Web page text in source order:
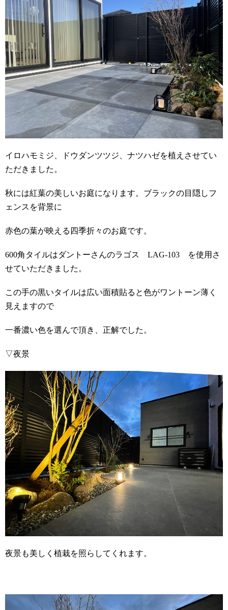
イロハモミジ、ドウダンツツジ、ナツハゼを植えさせてい
ただきました。
秋には紅葉の美しいお庭になります。ブラックの目隠しフ
ェンスを背景に
赤色の葉が映える四季折々のお庭です。
600角タイルはダントーさんのラゴス LAG-103 を使用さ
せていただきました。
この手の黒いタイルは広い面積貼ると色がワントーン薄く
見えますので
一番濃い色を選んで頂き、正解でした。
▽夜景
夜景も美しく植栽を照らしてくれます。